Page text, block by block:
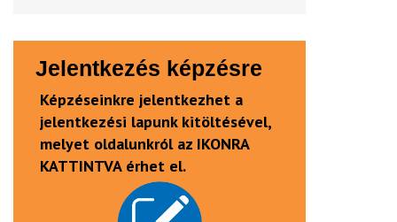
Jelentkezés képzésre
Képzéseinkre jelentkezhet a
jelentkezési lapunk kitöltésével,
melyet oldalunkról az IKONRA
KATTINTVA érhet el.